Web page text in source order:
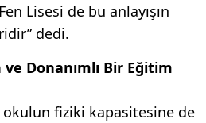
Lisesi de bu anlayışın
dedi.
ve Donanımlı Bir Eğitim
fiziki kapasitesine de